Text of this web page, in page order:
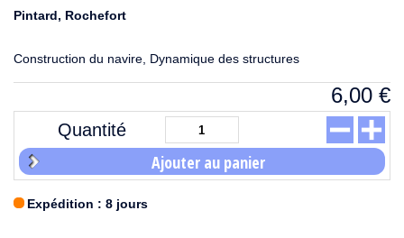
Pintard, Rochefort
Construction du navire, Dynamique des structures
6,00 €
Quantité
Ajouter au panier
Expédition : 8 jours